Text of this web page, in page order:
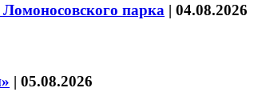
Ломоносовского парка | 04.08.2026
| 05.08.2026